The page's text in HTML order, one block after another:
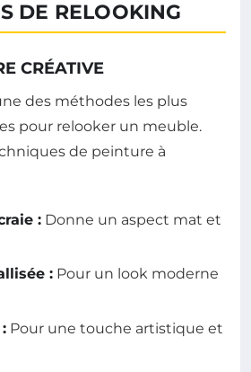
DE RELOOKING
CRÉATIVE
des méthodes les plus
pour relooker un meuble.
de peinture à
: Donne un aspect mat et
: Pour un look moderne
Pour une touche artistique et